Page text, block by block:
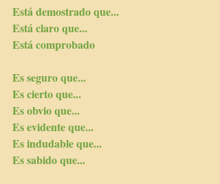
Está demostrado que...
Está claro que...
Está comprobado
Es seguro que...
Es cierto que...
Es obvio que...
Es evidente que...
Es indudable que...
Es sabido que...